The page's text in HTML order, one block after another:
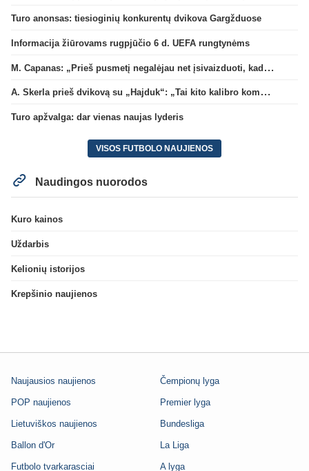
Turo anonsas: tiesioginių konkurentų dvikova Gargžduose
Informacija žiūrovams rugpjūčio 6 d. UEFA rungtynėms
M. Capanas: „Prieš pusmetį negalėjau net įsivaizduoti, kad žaisime prieš „Hajduk“
A. Skerla prieš dvikovą su „Hajduk“: „Tai kito kalibro komanda“
Turo apžvalga: dar vienas naujas lyderis
VISOS FUTBOLO NAUJIENOS
Naudingos nuorodos
Kuro kainos
Uždarbis
Kelionių istorijos
Krepšinio naujienos
Naujausios naujienos
POP naujienos
Lietuviškos naujienos
Ballon d'Or
Futbolo tvarkarasciai
Čempionų lyga
Premier lyga
Bundesliga
La Liga
A lyga